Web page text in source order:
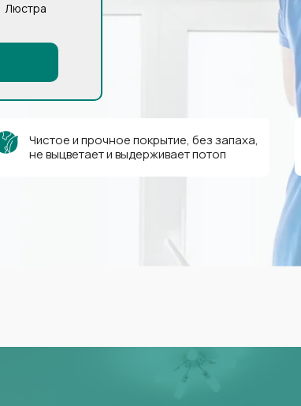
Чистое и прочное покрытие, без запаха,
не выцветает и выдерживает потоп
Люстра